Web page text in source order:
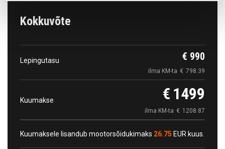
Kokkuvõte
Lepingutasu € 990
ilma KM-ta € 798.39
Kuumakse € 1499
ilma KM-ta € 1208.87
Kuumaksele lisandub mootorsõidukimaks 26.75 EUR kuus.